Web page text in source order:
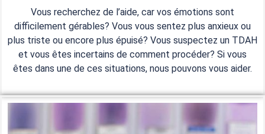
Vous recherchez de l’aide, car vos émotions sont
difficilement gérables? Vous vous sentez plus anxieux ou
plus triste ou encore plus épuisé? Vous suspectez un TDAH
et vous êtes incertains de comment procéder? Si vous
êtes dans une de ces situations, nous pouvons vous aider.